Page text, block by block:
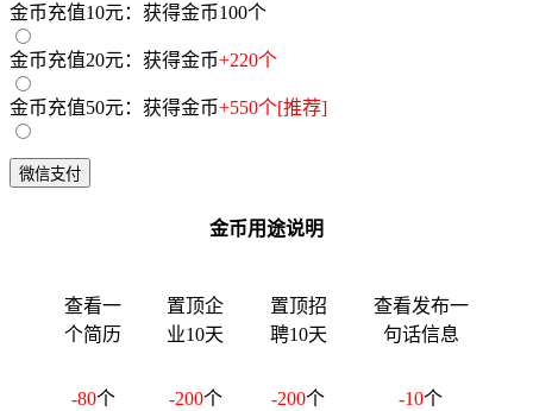
金币充值10元：获得金币100个
金币充值20元：获得金币+220个
金币充值50元：获得金币+550个[推荐]
金币用途说明
查看一
个简历
置顶企
业10天
置顶招
聘10天
查看发布一
句话信息
-80个 -200个 -200个 -10个